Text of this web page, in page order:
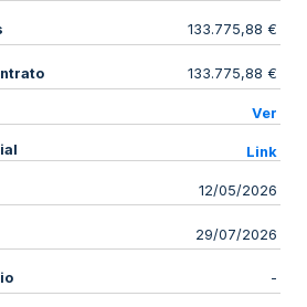
133.775,88 €
133.775,88 €
Ver
Link
12/05/2026
29/07/2026
-